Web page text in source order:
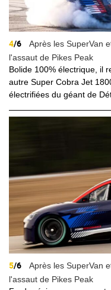
4/6
Après les SuperVan
l'assaut de Pikes Peak
Bolide 100% électrique, il
autre Super Cobra Jet
électrifiées du géant de
5/6
Après les SuperVan
l'assaut de Pikes Peak